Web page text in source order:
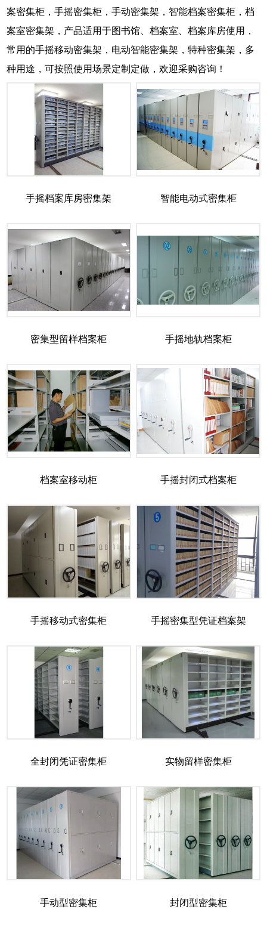
案密集柜，手摇密集柜，手动密集架，智能档案密集柜，档
案室密集架，产品适用于图书馆、档案室、档案库房使用，
常用的手摇移动密集架，电动智能密集架，特种密集架，多
种用途，可按照使用场景定制定做，欢迎采购咨询！
手摇档案库房密集架 智能电动式密集柜
密集型留样档案柜 手摇地轨档案柜
档案室移动柜 手摇封闭式档案柜
手摇移动式密集柜 手摇密集型凭证档案架
全封闭凭证密集柜 实物留样密集柜
手动型密集柜 封闭型密集柜